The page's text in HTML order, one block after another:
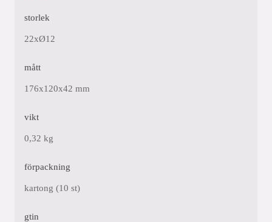
storlek
22xØ12
mått
176x120x42 mm
vikt
0,32 kg
förpackning
kartong (10 st)
gtin